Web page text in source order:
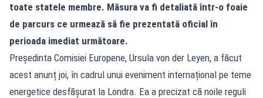
toate statele membre. Măsura va fi detaliată într-o foaie
de parcurs ce urmează să fie prezentată oficial în
perioada imediat următoare.
Președinta Comisiei Europene, Ursula von der Leyen, a făcut
acest anunț joi, în cadrul unui eveniment internațional pe teme
energetice desfășurat la Londra. Ea a precizat că noile reguli